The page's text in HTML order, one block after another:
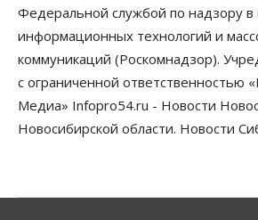
Расходы новосибирцев на спорт
за полгода
07 Августа 2026, 14:35
Сибирские аграрии увеличивают
07 Августа 2026, 14:00
В Новосибирске многодетным
Федеральной службой по надзору в
информационных технологий и
коммуникаций (Роскомнадзор).
с ограниченной ответственностью
Медиа» Infopro54.ru - Новости
Новосибирской области. Новости